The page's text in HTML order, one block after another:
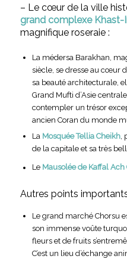
– Le cœur de la ville
grand complexe Khast-
magnifique roseraie :
La médersa Barakhan,
siècle, se dresse au cœur
sa beauté architecturale,
Grand Mufti d’Asie
contempler un trésor
ancien Coran du monde
La Mosquée Tellia Cheikh,
de la capitale et sa très
Le Mausolée de Kaffal Ach
Autres points
Le grand marché Chorsu
son immense voûte
fleurs et de fruits
C’est un lieu d’échange